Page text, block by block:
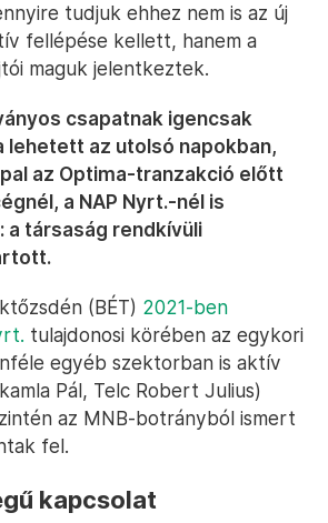
tudjuk ehhez nem is az új
fellépése kellett, hanem a
maguk jelentkeztek.
csapatnak igencsak
lehetett az utolsó napokban,
az Optima-tranzakció előtt
a NAP Nyrt.-nél is
a társaság rendkívüli
(BÉT) 2021-ben
tulajdonosi körében az egykori
egyéb szektorban is aktív
Pál, Telc Robert Julius)
az MNB-botrányból ismert
fel.
kapcsolat